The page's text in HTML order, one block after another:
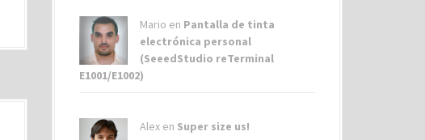
Mario en Pantalla de tinta
electrónica personal
(SeeedStudio reTerminal
E1001/E1002)
Alex en Super size us!